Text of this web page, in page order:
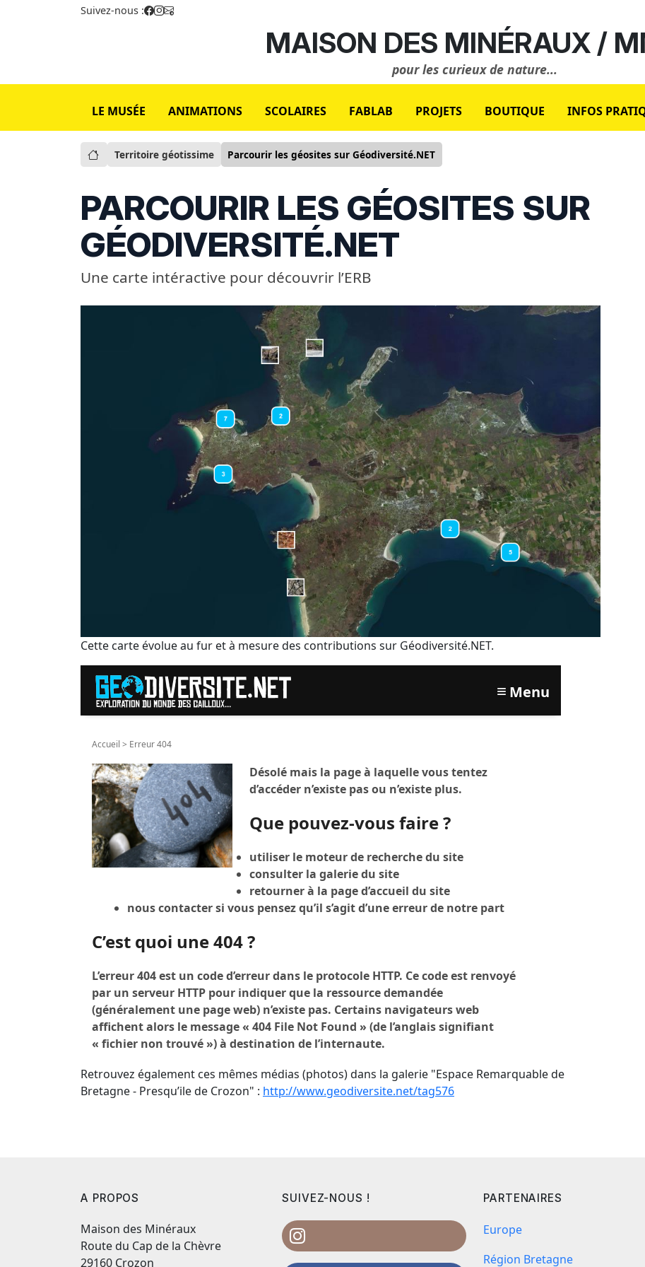
Suivez-nous :
MAISON DES MINÉRAUX /
pour les curieux de nature...
LE MUSÉE ANIMATIONS SCOLAIRES FABLAB PROJETS BOUTIQUE INFOS
Territoire géotissime Parcourir les géosites sur Géodiversité.NET
PARCOURIR LES GÉOSITES SUR
GÉODIVERSITÉ.NET
Une carte intéractive pour découvrir l’ERB
Cette carte évolue au fur et à mesure des contributions sur Géodiversité.NET.
Retrouvez également ces mêmes médias (photos) dans la galerie "Espace Remarquable de
Bretagne - Presqu’ile de Crozon" : http://www.geodiversite.net/tag576
A PROPOS
Maison des Minéraux
Route du Cap de la Chèvre
29160 Crozon
SUIVEZ-NOUS ! PARTENAIRES
Europe
Région Bretagne